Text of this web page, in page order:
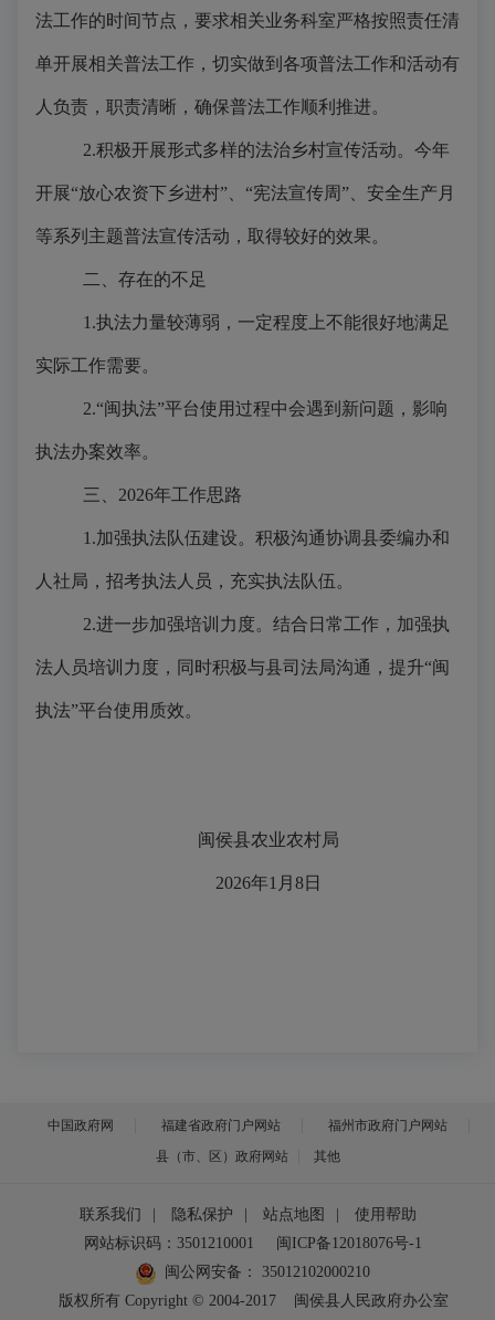
法工作的时间节点，要求相关业务科室严格按照责任清
单开展相关普法工作，切实做到各项普法工作和活动有
人负责，职责清晰，确保普法工作顺利推进。
2.积极开展形式多样的法治乡村宣传活动。今年
开展“放心农资下乡进村”、“宪法宣传周”、安全生产月
等系列主题普法宣传活动，取得较好的效果。
二、存在的不足
1.执法力量较薄弱，一定程度上不能很好地满足
实际工作需要。
2.“闽执法”平台使用过程中会遇到新问题，影响
执法办案效率。
三、2026年工作思路
1.加强执法队伍建设。积极沟通协调县委编办和
人社局，招考执法人员，充实执法队伍。
2.进一步加强培训力度。结合日常工作，加强执
法人员培训力度，同时积极与县司法局沟通，提升“闽
执法”平台使用质效。
闽侯县农业农村局
2026年1月8日
中国政府网 福建省政府门户网站
福州市政府门户网站
县（市、区）政府网站
其他
联系我们 隐私保护 站点地图
使用帮助
网站标识码：3501210001
闽ICP备12018076号-1
闽公网安备：
35012102000210
版权所有 Copyright © 2004-2017
闽侯县人民政府办公室